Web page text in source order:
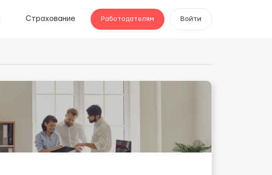
Страхование Работодателям Войти